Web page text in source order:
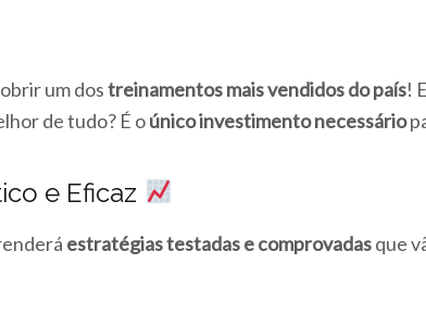
um dostreinamentos mais vendidos do país!
de tudo? É oúnico investimento necessário
e Eficaz
estratégias testadas e comprovadasque